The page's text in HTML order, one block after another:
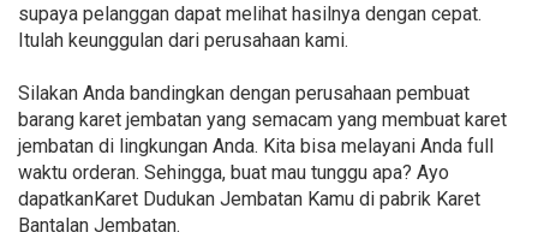
supaya pelanggan dapat melihat hasilnya dengan cepat.
Itulah keunggulan dari perusahaan kami.
Silakan Anda bandingkan dengan perusahaan pembuat
barang karet jembatan yang semacam yang membuat karet
jembatan di lingkungan Anda. Kita bisa melayani Anda full
waktu orderan. Sehingga, buat mau tunggu apa? Ayo
dapatkanKaret Dudukan Jembatan Kamu di pabrik Karet
Bantalan Jembatan.